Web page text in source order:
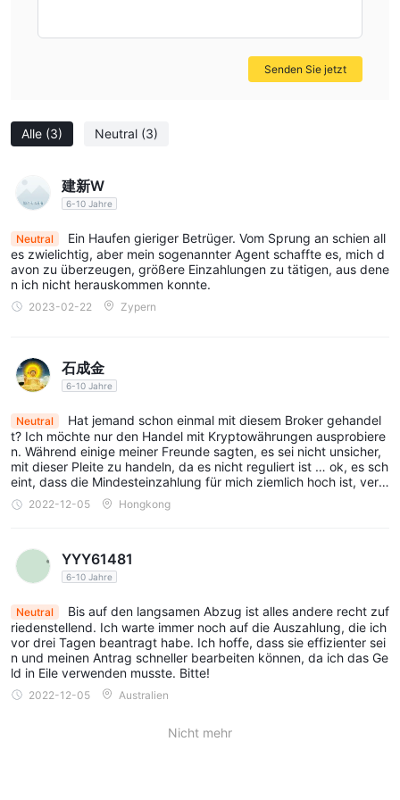
Europa und Australien und 1:50 in den USA und Kanada TFX Pro
Dies ist verrückt höher als der angemessene Betrag, der von
den meisten Aufsichtsbehörden als angemessen angesehen
Da die Hebelwirkung sowohl Gewinne als auch Verluste
verstärken kann, kann dies zu verheerenden Verlusten für
Anleger ohne Erfahrung führen. Wenn Sie gerade erst in die
Handelswelt einsteigen, ist es am besten, bei der niedrigeren
Handelsplattform
TFX Pro, dieser unregulierte Broker, bietet keine mt4- oder mt5-
die mobile App.
Zahlungsarten
TFX Prosagt nicht viel über seine Ein- und Auszahlungen aus.
aber in seinen Auszahlungsrichtlinien bemerken wir einige
von Ihrem Konto zu beantragen, klicken Sie in Ihrem Konto auf
„Auszahlungsantrag“.
2. Dieser Broker benötigt bis zu 7 Werktage, um
Auszahlungsanträge von Kunden zu bearbeiten (Beachten Sie,
dass die meisten seriösen Broker nur bis zu 2 Werktage
benötigen, um Auszahlungsanträge zu bearbeiten).
3. Abhebungen dürfen nur über dasselbe Bankkonto oder
verwendet haben. Bei Abhebungen müssen Kunden zusätzliche
Alle (3) Neutral (3)
建新W
6-10 Jahre
Neutral
Ein Haufen gieriger Betrüger. Vom Sprung an schien all
es zwielichtig, aber mein sogenannter Agent schaffte es, mich d
avon zu überzeugen, größere Einzahlungen zu tätigen, aus dene
n ich nicht herauskommen konnte.
2023-02-22 Zypern
石成金
6-10 Jahre
Neutral
Hat jemand schon einmal mit diesem Broker gehandel
t? Ich möchte nur den Handel mit Kryptowährungen ausprobiere
n. Während einige meiner Freunde sagten, es sei nicht unsicher,
mit dieser Pleite zu handeln, da es nicht reguliert ist … ok, es sch
eint, dass die Mindesteinzahlung für mich ziemlich hoch ist, vergi
ss es einfach.
2022-12-05 Hongkong
YYY61481
6-10 Jahre
Neutral
Bis auf den langsamen Abzug ist alles andere recht zuf
riedenstellend. Ich warte immer noch auf die Auszahlung, die ich
vor drei Tagen beantragt habe. Ich hoffe, dass sie effizienter sei
n und meinen Antrag schneller bearbeiten können, da ich das Ge
ld in Eile verwenden musste. Bitte!
2022-12-05 Australien
Nicht mehr
Senden Sie jetzt